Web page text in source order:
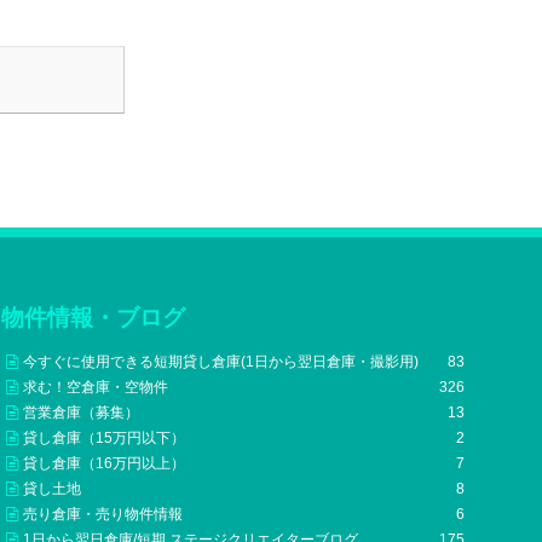
物件情報・ブログ
今すぐに使用できる短期貸し倉庫(1日から翌日倉庫・撮影用)
83
求む！空倉庫・空物件
326
営業倉庫（募集）
13
貸し倉庫（15万円以下）
2
貸し倉庫（16万円以上）
7
貸し土地
8
売り倉庫・売り物件情報
6